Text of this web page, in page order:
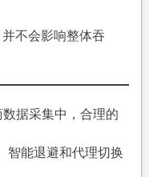
不会影响整体吞
据采集中，合理的
智能退避和代理切换